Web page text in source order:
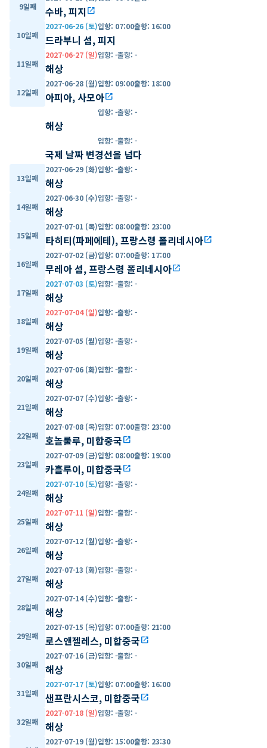
9일째 수바, 피지 open_in_new
10일째
2027-06-26 (토)입항: 07:00출항: 16:00
드라부니 섬, 피지
11일째
2027-06-27 (일)입항: -출항: -
해상
12일째
2027-06-28 (월)입항: 09:00출항: 18:00
아피아, 사모아open_in_new
입항: -출항: -
해상
입항: -출항: -
국제 날짜 변경선을 넘다
13일째
2027-06-29 (화)입항: -출항: -
해상
14일째
2027-06-30 (수)입항: -출항: -
해상
15일째
2027-07-01 (목)입항: 08:00출항: 23:00
타히티(파페에테), 프랑스령 폴리네시아open_in_new
16일째
2027-07-02 (금)입항: 07:00출항: 17:00
무레아 섬, 프랑스령 폴리네시아open_in_new
17일째
2027-07-03 (토)입항: -출항: -
해상
18일째
2027-07-04 (일)입항: -출항: -
해상
19일째
2027-07-05 (월)입항: -출항: -
해상
20일째
2027-07-06 (화)입항: -출항: -
해상
21일째
2027-07-07 (수)입항: -출항: -
해상
22일째
2027-07-08 (목)입항: 07:00출항: 23:00
호놀룰루, 미합중국open_in_new
23일째
2027-07-09 (금)입항: 08:00출항: 19:00
카흘루이, 미합중국open_in_new
24일째
2027-07-10 (토)입항: -출항: -
해상
25일째
2027-07-11 (일)입항: -출항: -
해상
26일째
2027-07-12 (월)입항: -출항: -
해상
27일째
2027-07-13 (화)입항: -출항: -
해상
28일째
2027-07-14 (수)입항: -출항: -
해상
29일째
2027-07-15 (목)입항: 07:00출항: 21:00
로스앤젤레스, 미합중국open_in_new
30일째
2027-07-16 (금)입항: -출항: -
해상
31일째
2027-07-17 (토)입항: 07:00출항: 16:00
샌프란시스코, 미합중국open_in_new
32일째
2027-07-18 (일)입항: -출항: -
해상
2027-07-19 (월)입항: 15:00출항: 23:30